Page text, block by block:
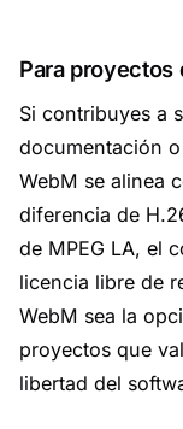
Para proyectos
Si contribuyes a
documentación
WebM se alinea
diferencia de
de MPEG LA, el
licencia libre de
WebM sea la
proyectos que
libertad del